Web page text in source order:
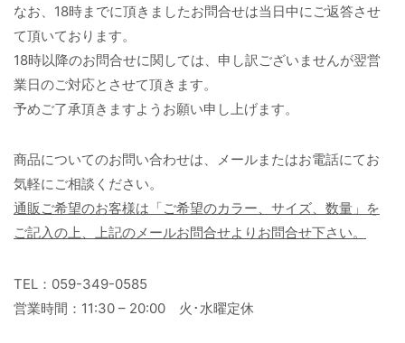
なお、18時までに頂きましたお問合せは当日中にご返答させ
て頂いております。
18時以降のお問合せに関しては、申し訳ございませんが翌営
業日のご対応とさせて頂きます。
予めご了承頂きますようお願い申し上げます。
商品についてのお問い合わせは、メールまたはお電話にてお
気軽にご相談ください。
通販ご希望のお客様は「ご希望のカラー、サイズ、数量」を
ご記入の上、上記のメールお問合せよりお問合せ下さい。
TEL：059-349-0585
営業時間：11:30 – 20:00 火･水曜定休